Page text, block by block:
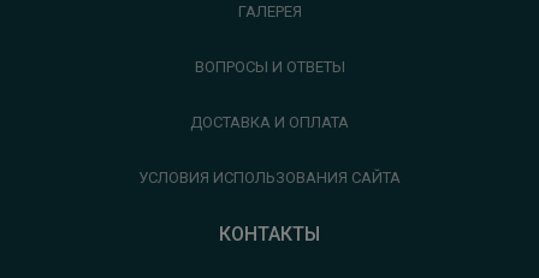
ГАЛЕРЕЯ
ВОПРОСЫ И ОТВЕТЫ
ДОСТАВКА И ОПЛАТА
УСЛОВИЯ ИСПОЛЬЗОВАНИЯ САЙТА
КОНТАКТЫ